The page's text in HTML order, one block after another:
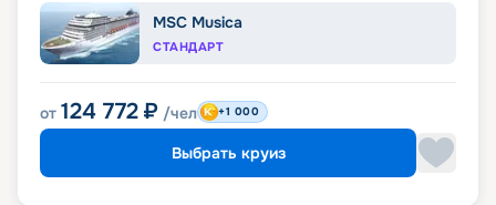
MSC Musica
СТАНДАРТ
от 124 772 ₽ /чел +1 000
Выбрать круиз